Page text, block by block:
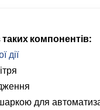
компонентів:
дії
для